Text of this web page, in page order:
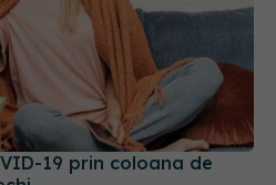
19 prin coloana de